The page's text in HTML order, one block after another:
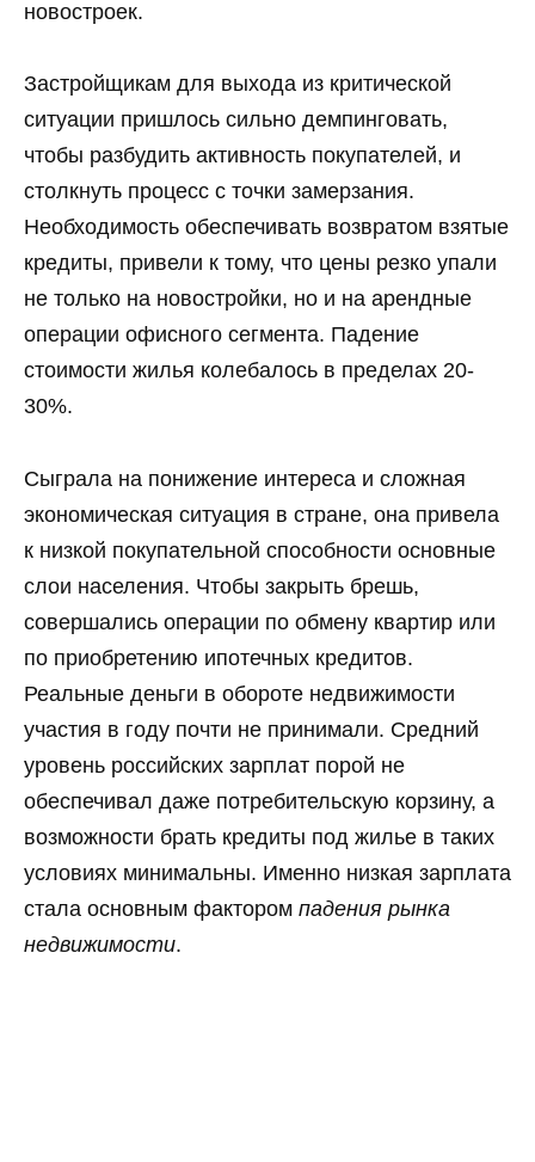
новостроек.
Застройщикам для выхода из критической
ситуации пришлось сильно демпинговать,
чтобы разбудить активность покупателей, и
столкнуть процесс с точки замерзания.
Необходимость обеспечивать возвратом взятые
кредиты, привели к тому, что цены резко упали
не только на новостройки, но и на арендные
операции офисного сегмента. Падение
стоимости жилья колебалось в пределах 20-
30%.
Сыграла на понижение интереса и сложная
экономическая ситуация в стране, она привела
к низкой покупательной способности основные
слои населения. Чтобы закрыть брешь,
совершались операции по обмену квартир или
по приобретению ипотечных кредитов.
Реальные деньги в обороте недвижимости
участия в году почти не принимали. Средний
уровень российских зарплат порой не
обеспечивал даже потребительскую корзину, а
возможности брать кредиты под жилье в таких
условиях минимальны. Именно низкая зарплата
стала основным фактором падения рынка
недвижимости.